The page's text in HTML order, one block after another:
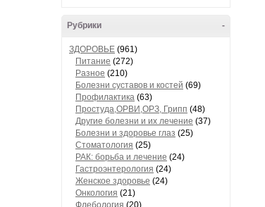
-
Рубрики
ЗДОРОВЬЕ (961)
Питание (272)
Разное (210)
Болезни суставов и костей (69)
Профилактика (63)
Простуда,ОРВИ,ОРЗ, Грипп (48)
Другие болезни и их лечение (37)
Болезни и здоровье глаз (25)
Стоматология (25)
РАК: борьба и лечение (24)
Гастроэнтерология (24)
Женское здоровье (24)
Онкология (21)
Флебология (20)